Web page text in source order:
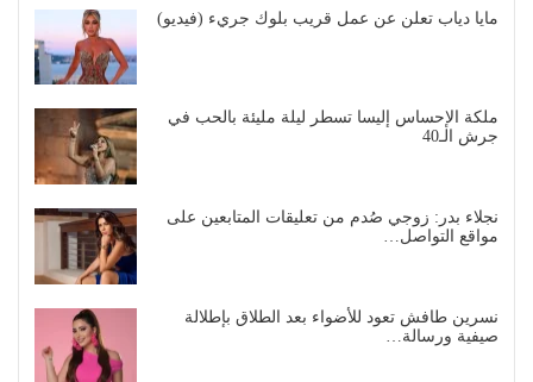
مايا دياب تعلن عن عمل قريب بلوك جريء (فيديو)
ملكة الإحساس إليسا تسطر ليلة مليئة بالحب في
جرش الـ40
نجلاء بدر: زوجي صُدم من تعليقات المتابعين على
مواقع التواصل…
نسرين طافش تعود للأضواء بعد الطلاق بإطلالة
صيفية ورسالة…